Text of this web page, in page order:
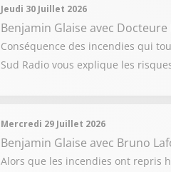
Jeudi 30 Juillet 2026
Benjamin Glaise avec Docteure
Conséquence des incendies qui
Sud Radio vous explique les
Mercredi 29 Juillet 2026
Benjamin Glaise avec Bruno
Alors que les incendies ont repris